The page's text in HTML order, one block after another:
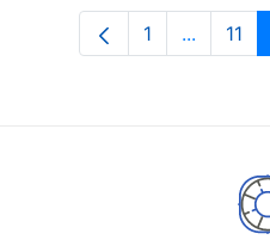
Page
1 ... 11